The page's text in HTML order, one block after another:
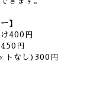
】
け400円
450円
トなし)300円